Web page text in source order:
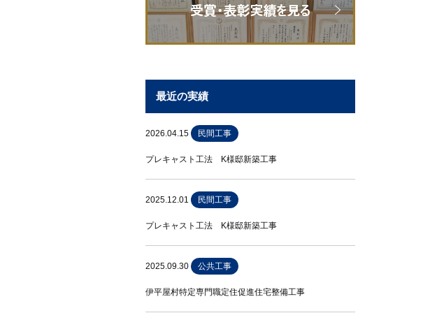
最近の実績
2026.04.15 民間工事
プレキャスト工法 K様邸新築工事
2025.12.01 民間工事
プレキャスト工法 K様邸新築工事
2025.09.30 公共工事
伊平屋村特定専門職定住促進住宅整備工事